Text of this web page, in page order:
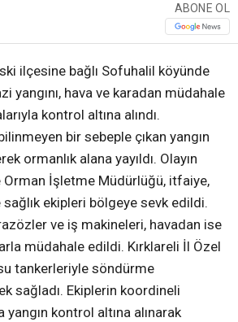
ABONE OL
ilçesine bağlı Sofuhalil köyünde
yangını, hava ve karadan müdahale
kontrol altına alındı.
bir sebeple çıkan yangın
ormanlık alana yayıldı. Olayın
İşletme Müdürlüğü, itfaiye,
sağlık ekipleri bölgeye sevk edildi.
ve iş makineleri, havadan ise
müdahale edildi. Kırklareli İl Özel
tankerleriyle söndürme
sağladı. Ekiplerin koordineli
yangın kontrol altına alınarak